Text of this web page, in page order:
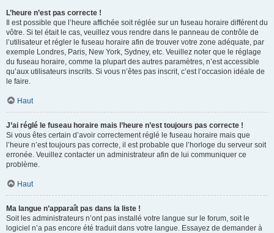
L’heure n’est pas correcte !
Il est possible que l’heure affichée soit réglée sur un fuseau horaire différent du
vôtre. Si tel était le cas, veuillez vous rendre dans le panneau de contrôle de
l’utilisateur et régler le fuseau horaire afin de trouver votre zone adéquate, par
exemple Londres, Paris, New York, Sydney, etc. Veuillez noter que le réglage
du fuseau horaire, comme la plupart des autres paramètres, n’est accessible
qu’aux utilisateurs inscrits. Si vous n’êtes pas inscrit, c’est l’occasion idéale de
le faire.
Haut
J’ai réglé le fuseau horaire mais l’heure n’est toujours pas correcte !
Si vous êtes certain d’avoir correctement réglé le fuseau horaire mais que
l’heure n’est toujours pas correcte, il est probable que l’horloge du serveur soit
erronée. Veuillez contacter un administrateur afin de lui communiquer ce
problème.
Haut
Ma langue n’apparaît pas dans la liste !
Soit les administrateurs n’ont pas installé votre langue sur le forum, soit le
logiciel n’a pas encore été traduit dans votre langue. Essayez de demander à